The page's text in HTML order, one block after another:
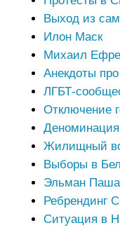
Выход из
Илон Маск
Михаил
Анекдоты
ЛГБТ-
Отключение
Жилищный
Выборы в
Эльман
Ребрендинг
Ситуация в